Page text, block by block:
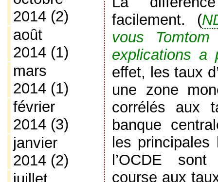
2014(2)
août
2014(1)
mars
2014(1)
février
2014(3)
janvier
2014(2)
facilement. (
vous
explications a
effet, les taux
une zone
corrélés aux
banque
les principales
l’OCDE
course aux